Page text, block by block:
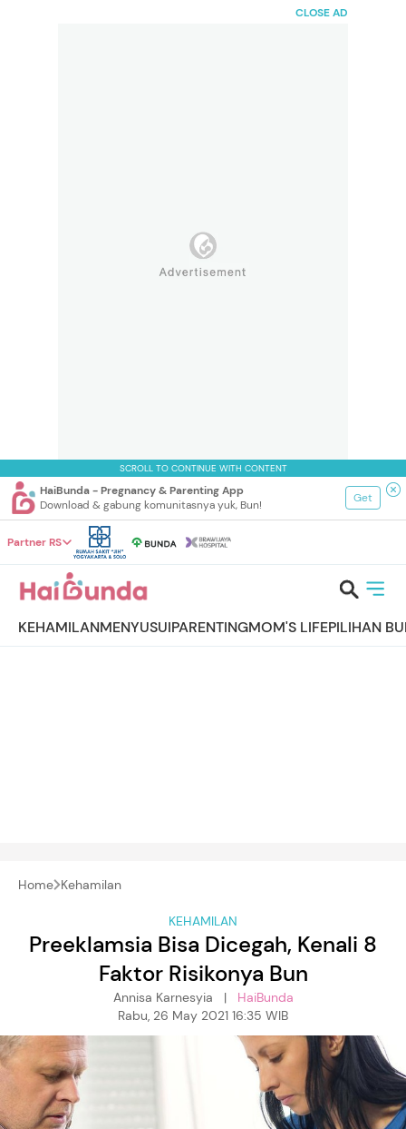
CLOSE AD
SCROLL TO CONTINUE WITH CONTENT
HaiBunda - Pregnancy & Parenting App
Download & gabung komunitasnya yuk, Bun!
Get
Partner RS
KEHAMILANMENYUSUIPARENTINGMOM'S LIFEPILIHAN
Home Kehamilan
KEHAMILAN
Preeklamsia Bisa Dicegah, Kenali 8
Faktor Risikonya Bun
Annisa Karnesyia | HaiBunda
Rabu, 26 May 2021 16:35 WIB